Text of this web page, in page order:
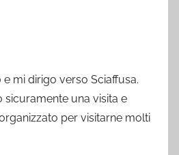
mi dirigo verso Sciaffusa.
sicuramente una visita e
per visitarne molti